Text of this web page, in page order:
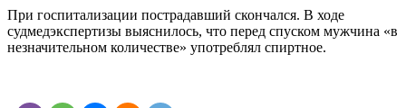
При госпитализации пострадавший скончался. В ходе
судмедэкспертизы выяснилось, что перед спуском мужчина «в
незначительном количестве» употреблял спиртное.